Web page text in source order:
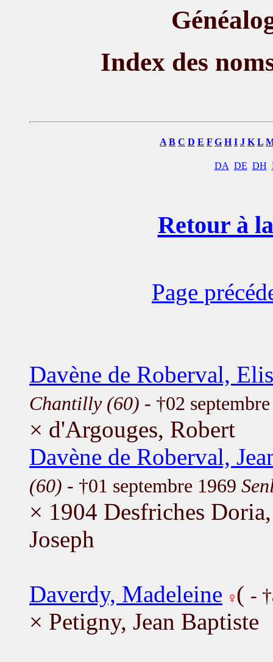
Index des
A B C D E F G H I J K L
DA DE DH
Retour à
Page
Davène de Roberval,
Chantilly (60) - †02
× d'Argouges, Robert
Davène de Roberval,
(60) - †01 septembre 1969
× 1904 Desfriches
Joseph
Daverdy, Madeleine ( -
× Petigny, Jean Baptiste